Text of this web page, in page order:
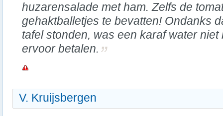
huzarensalade met ham. Zelfs de
gehaktballetjes te bevatten! Ondanks
tafel stonden, was een karaf water
ervoor betalen.
V. Kruijsbergen